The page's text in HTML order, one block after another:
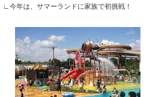
∟今年は、サマーランドに家族で初挑戦！